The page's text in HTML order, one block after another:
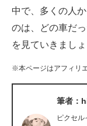
ビジネスと働き
マーケ×ITの今が
中で、多くの人
のは、どの車だ
を見ていきましょ
※本ページはアフィリ
筆者：
ピクセ